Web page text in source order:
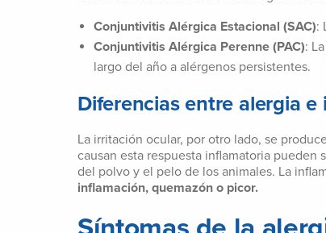
Conjuntivitis Alérgica Estacional (SAC):
Conjuntivitis Alérgica Perenne (PAC):
largo del año a alérgenos persistentes.
Diferencias entre alergia
La irritación ocular, por otro lado, se
causan esta respuesta inflamatoria
del polvo y el pelo de los animales. La
inflamación, quemazón o picor.